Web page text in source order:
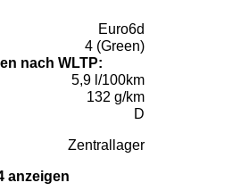
Euro6d
4 (Green)
nach WLTP:
5,9 l/100km
132 g/km
D
Zentrallager
anzeigen